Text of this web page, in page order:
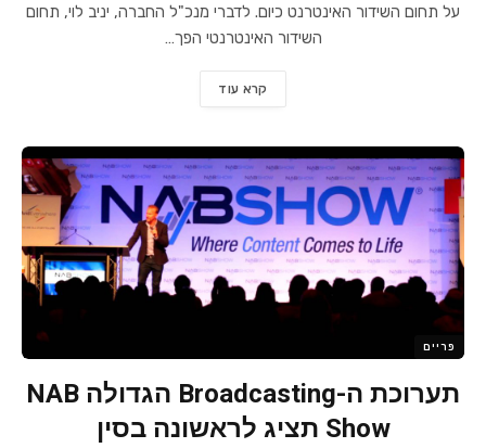
על תחום השידור האינטרנט כיום. לדברי מנכ"ל החברה, יניב לוי, תחום
השידור האינטרנטי הפך…
קרא עוד
פריים
תערוכת ה-Broadcasting הגדולה NAB
Show תציג לראשונה בסין